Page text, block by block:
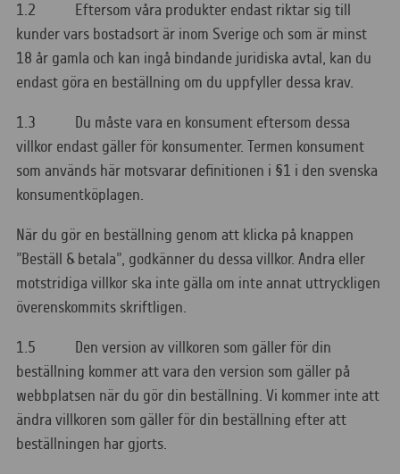
1.2 Eftersom våra produkter endast riktar sig till
kunder vars bostadsort är inom Sverige och som är minst
18 år gamla och kan ingå bindande juridiska avtal, kan du
endast göra en beställning om du uppfyller dessa krav.
1.3 Du måste vara en konsument eftersom dessa
villkor endast gäller för konsumenter. Termen konsument
som används här motsvarar definitionen i §1 i den svenska
konsumentköplagen.
När du gör en beställning genom att klicka på knappen
”Beställ & betala”, godkänner du dessa villkor. Andra eller
motstridiga villkor ska inte gälla om inte annat uttryckligen
överenskommits skriftligen.
1.5 Den version av villkoren som gäller för din
beställning kommer att vara den version som gäller på
webbplatsen när du gör din beställning. Vi kommer inte att
ändra villkoren som gäller för din beställning efter att
beställningen har gjorts.